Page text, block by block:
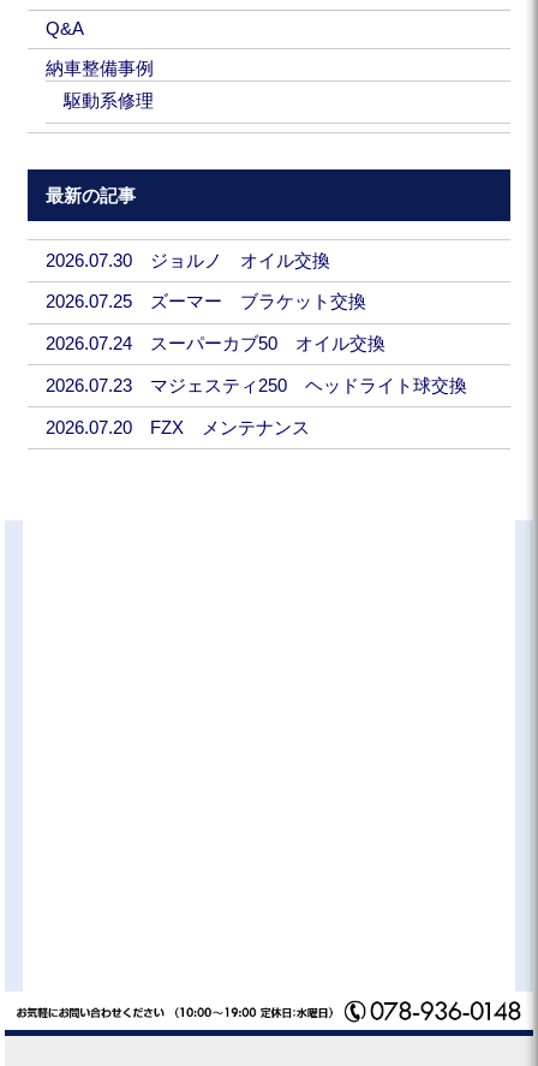
Q&A
納車整備事例
駆動系修理
最新の記事
2026.07.30 ジョルノ オイル交換
2026.07.25 ズーマー ブラケット交換
2026.07.24 スーパーカブ50 オイル交換
2026.07.23 マジェスティ250 ヘッドライト球交換
2026.07.20 FZX メンテナンス